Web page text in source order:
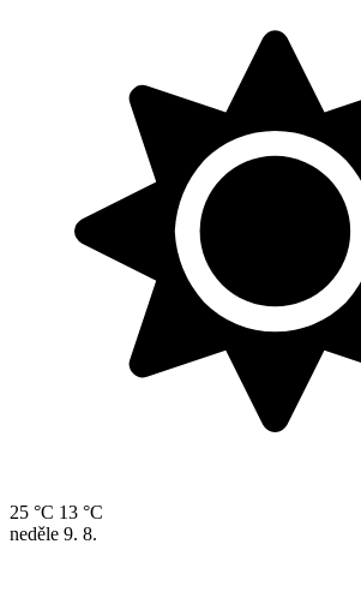
25 °C 13 °C
neděle 9. 8.